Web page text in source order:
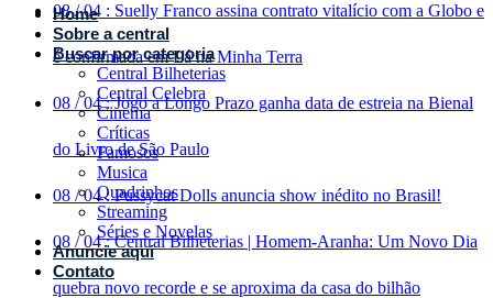
08 / 04 : Suelly Franco assina contrato vitalício com a Globo e
é confirmada em Lá na Minha Terra
08 / 04 : Jogo a Longo Prazo ganha data de estreia na Bienal
do Livro de São Paulo
08 / 04 : Pussycat Dolls anuncia show inédito no Brasil!
08 / 04 : Central Bilheterias | Homem-Aranha: Um Novo Dia
quebra novo recorde e se aproxima da casa do bilhão
Home
Sobre a central
Buscar por categoria
Central Bilheterias
Central Celebra
Cinema
Críticas
Famosos
Musica
Quadrinhos
Streaming
Séries e Novelas
Anuncie aqui
Contato